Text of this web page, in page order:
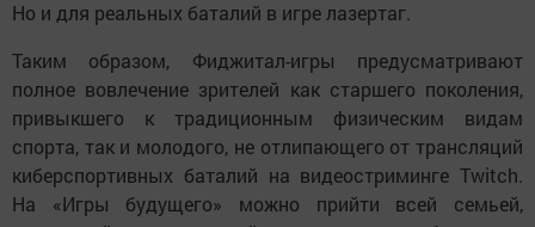
Но и для реальных баталий в игре лазертаг.
Таким образом, Фиджитал-игры предусматривают
полное вовлечение зрителей как старшего поколения,
привыкшего к традиционным физическим видам
спорта, так и молодого, не отлипающего от трансляций
киберспортивных баталий на видеостриминге Twitch.
На «Игры будущего» можно прийти всей семьей,